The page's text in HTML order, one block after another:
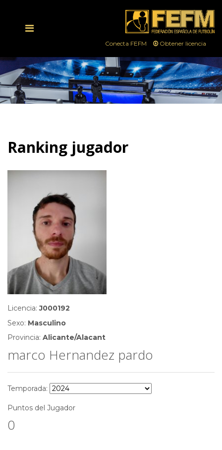
Conecta FEFM Obtener licencia
Ranking jugador
Licencia:J000192
Sexo: Masculino
Provincia: Alicante/Alacant
marco Hernandez pardo
Temporada:
Puntos del Jugador
0